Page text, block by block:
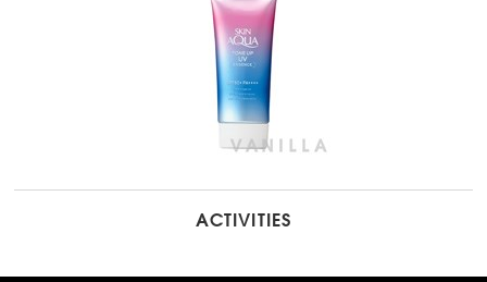
ACTIVITIES